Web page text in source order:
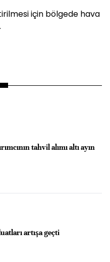
için bölgede hava
tahvil alımı altı ayın
artışa geçti